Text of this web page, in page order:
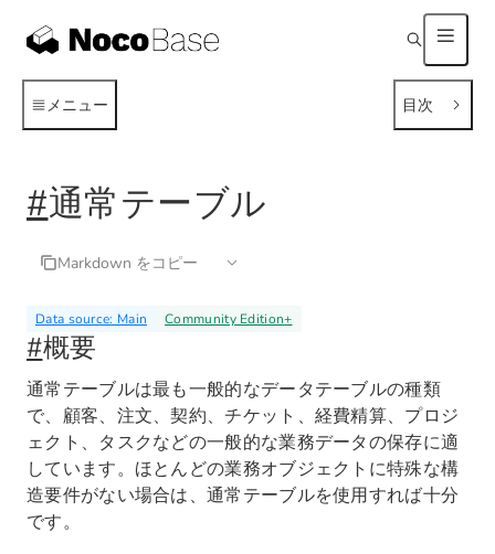
メニュー 目次
#通常テーブル
Markdown をコピー
Data source: Main Community Edition+
#概要
通常テーブルは最も一般的なデータテーブルの種類
で、顧客、注文、契約、チケット、経費精算、プロジ
ェクト、タスクなどの一般的な業務データの保存に適
しています。ほとんどの業務オブジェクトに特殊な構
造要件がない場合は、通常テーブルを使用すれば十分
です。